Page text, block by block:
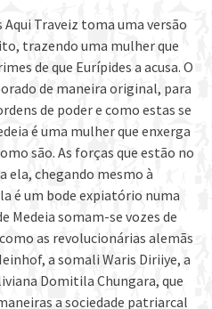
Traveiz toma uma versão
trazendo uma mulher que
de que Eurípides a acusa. O
de maneira original, para
de poder e como estas se
é uma mulher que enxerga
são. As forças que estão no
chegando mesmo à
é um bode expiatório numa
Medeia somam-se vozes de
as revolucionárias alemãs
a somali Waris Diriiye, a
Domitila Chungara, que
a sociedade patriarcal